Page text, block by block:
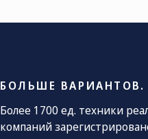
БОЛЬШЕ
Более 1700 ед. техники
компаний